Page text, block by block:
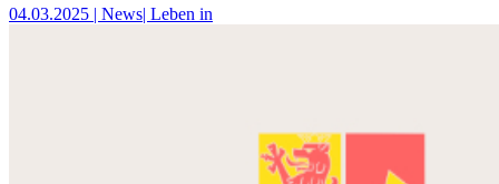
04.03.2025 | News| Leben in